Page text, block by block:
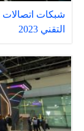
شبكات
التقني 2023